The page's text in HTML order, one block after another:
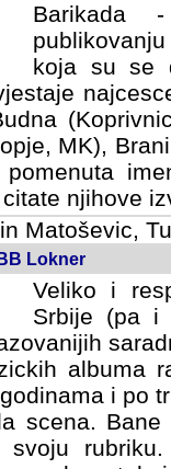
Barikada
koja su se
MK),
njihove
Matoševic,
Lokner
Veliko i
Srbije (pa i
albuma
i po
scena.
svoju